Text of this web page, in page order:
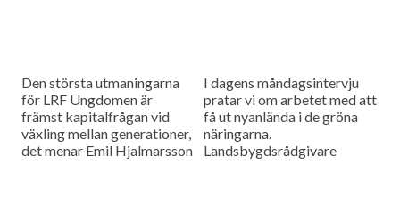
Den största utmaningarna
för LRF Ungdomen är
främst kapitalfrågan vid
växling mellan generationer,
det menar Emil Hjalmarsson
I dagens måndagsintervju
pratar vi om arbetet med att
få ut nyanlända i de gröna
näringarna.
Landsbygdsrådgivare